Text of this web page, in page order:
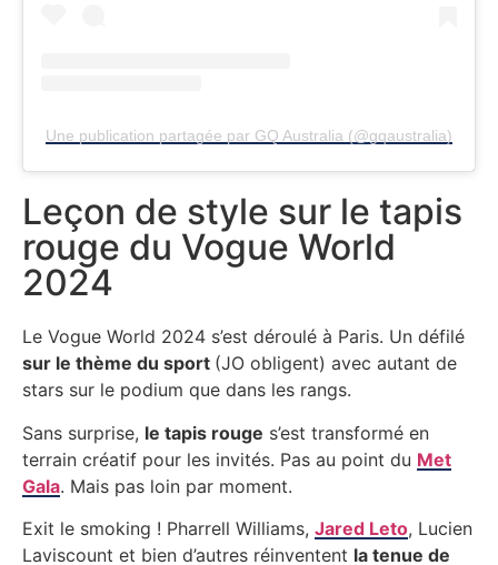
Leçon de style sur le tapis
rouge du Vogue World
2024
Le Vogue World 2024 s’est déroulé à Paris. Un défilé
sur le thème du sport (JO obligent) avec autant de
stars sur le podium que dans les rangs.
Sans surprise, le tapis rouge s’est transformé en
terrain créatif pour les invités. Pas au point du Met
Gala. Mais pas loin par moment.
Exit le smoking ! Pharrell Williams, Jared Leto, Lucien
Laviscount et bien d’autres réinventent la tenue de
Une publication partagée par GQ Australia (@gqaustralia)